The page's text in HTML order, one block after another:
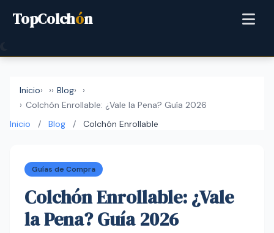
TopColchón
Inicio › Blog
›
Colchón Enrollable: ¿Vale la Pena? Guía 2026
Inicio
/ Blog / Colchón Enrollable
Guías de Compra
Colchón Enrollable: ¿Vale
la Pena? Guía 2026